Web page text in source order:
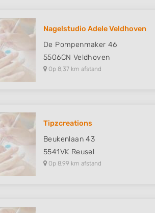
Nagelstudio Adele Veldhoven
De Pompenmaker 46
5506CN Veldhoven
Op 8,37 km afstand
Tipzcreations
Beukenlaan 43
5541VK Reusel
Op 8,99 km afstand